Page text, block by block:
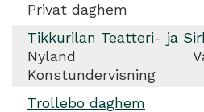
Privat daghem
Tikkurilan Teatteri- ja
Nyland
Konstundervisning
Trollebo daghem